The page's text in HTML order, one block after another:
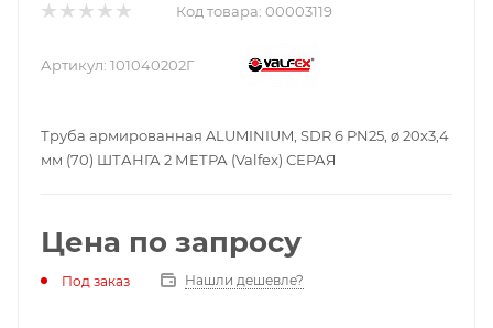
Код товара: 00003119
Артикул: 101040202Г
Труба армированная ALUMINIUM, SDR 6 PN25, ø 20х3,4
мм (70) ШТАНГА 2 МЕТРА (Valfex) СЕРАЯ
Цена по запросу
Под заказ Нашли дешевле?